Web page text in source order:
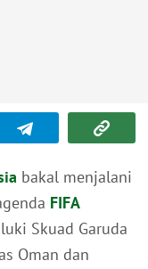
bakal menjalani
FIFA
Skuad Garuda
Oman dan